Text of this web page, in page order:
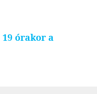
órakor a